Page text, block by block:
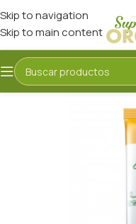
Skip to navigation
Skip to main content